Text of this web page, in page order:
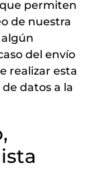
permiten
de nuestra
algún
del envío
realizar esta
datos a la